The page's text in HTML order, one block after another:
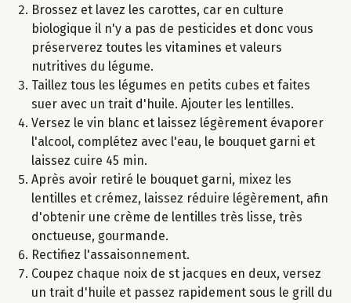
Brossez et lavez les carottes, car en culture
biologique il n'y a pas de pesticides et donc vous
préserverez toutes les vitamines et valeurs
nutritives du légume.
Taillez tous les légumes en petits cubes et faites
suer avec un trait d'huile. Ajouter les lentilles.
Versez le vin blanc et laissez légèrement évaporer
l'alcool, complétez avec l'eau, le bouquet garni et
laissez cuire 45 min.
Après avoir retiré le bouquet garni, mixez les
lentilles et crémez, laissez réduire légèrement, afin
d'obtenir une crème de lentilles très lisse, très
onctueuse, gourmande.
Rectifiez l'assaisonnement.
Coupez chaque noix de st jacques en deux, versez
un trait d'huile et passez rapidement sous le grill du